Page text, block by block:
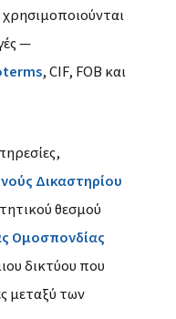
χρησιμοποιούνται
—
, CIF, FOB και
Δικαστηρίου
θεσμού
Ομοσπονδίας
δικτύου που
μεταξύ των